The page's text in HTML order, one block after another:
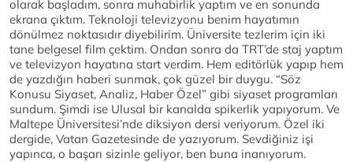
olarak başladım, sonra muhabirlik yaptım ve en sonunda
ekrana çıktım. Teknoloji televizyonu benim hayatımın
dönülmez noktasıdır diyebilirim. Üniversite tezlerim için iki
tane belgesel film çektim. Ondan sonra da TRT’de staj yaptım
ve televizyon hayatına start verdim. Hem editörlük yapıp hem
de yazdığın haberi sunmak, çok güzel bir duygu. “Söz
Konusu Siyaset, Analiz, Haber Özel” gibi siyaset programları
sundum. Şimdi ise Ulusal bir kanalda spikerlik yapıyorum. Ve
Maltepe Üniversitesi’nde diksiyon dersi veriyorum. Özel iki
dergide, Vatan Gazetesinde de yazıyorum. Sevdiğiniz işi
yapınca, o başarı sizinle geliyor, ben buna inanıyorum.